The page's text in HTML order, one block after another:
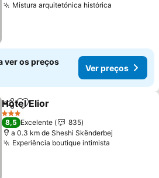
Mistura arquitetónica histórica
ver os preços
Ver preços
PartilharAdicionar aos favoritos
Hotel Elior
3 Estrelas
8,5 Excelente
835
a 0.3 km de Sheshi Skënderbej
Experiência boutique intimista